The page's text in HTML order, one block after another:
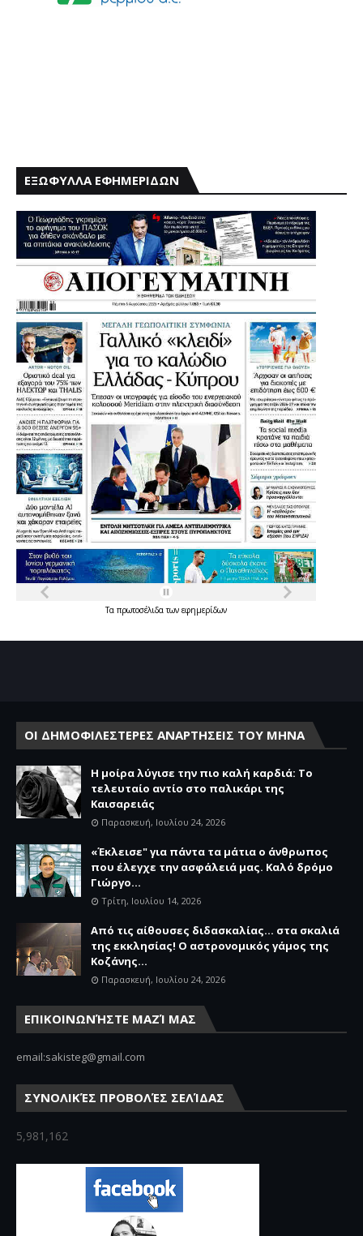
ΕΞΩΦΥΛΛΑ ΕΦΗΜΕΡΙΔΩΝ
Τα πρωτοσέλιδατων εφημερίδων
ΟΙ ΔΗΜΟΦΙΛΕΣΤΕΡΕΣ ΑΝΑΡΤΗΣΕΙΣ ΤΟΥ ΜΗΝΑ
Η μοίρα λύγισε την πιο καλή καρδιά: Το
τελευταίο αντίο στο παλικάρι της
Καισαρειάς
Παρασκευή, Ιουλίου 24, 2026
«Έκλεισε" για πάντα τα μάτια ο άνθρωπος
που έλεγχε την ασφάλειά μας. Καλό δρόμο
Γιώργο...
Τρίτη, Ιουλίου 14, 2026
Από τις αίθουσες διδασκαλίας… στα σκαλιά
της εκκλησίας! Ο αστρονομικός γάμος της
Κοζάνης...
Παρασκευή, Ιουλίου 24, 2026
ΕΠΙΚΟΙΝΩΝΉΣΤΕ ΜΑΖΊ ΜΑΣ
email:sakisteg@gmail.com
ΣΥΝΟΛΙΚΈΣ ΠΡΟΒΟΛΈΣ ΣΕΛΊΔΑΣ
5,981,162